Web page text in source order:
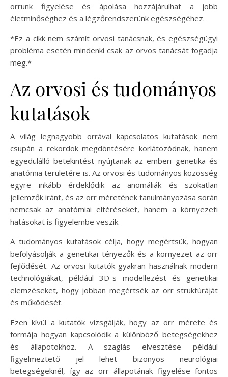
orrunk figyelése és ápolása hozzájárulhat a jobb
életminőséghez és a légzőrendszerünk egészségéhez.
*Ez a cikk nem számít orvosi tanácsnak, és egészségügyi
probléma esetén mindenki csak az orvos tanácsát fogadja
meg.*
Az orvosi és tudományos
kutatások
A világ legnagyobb orrával kapcsolatos kutatások nem
csupán a rekordok megdöntésére korlátozódnak, hanem
egyedülálló betekintést nyújtanak az emberi genetika és
anatómia területére is. Az orvosi és tudományos közösség
egyre inkább érdeklődik az anomáliák és szokatlan
jellemzők iránt, és az orr méretének tanulmányozása során
nemcsak az anatómiai eltéréseket, hanem a környezeti
hatásokat is figyelembe veszik.
A tudományos kutatások célja, hogy megértsük, hogyan
befolyásolják a genetikai tényezők és a környezet az orr
fejlődését. Az orvosi kutatók gyakran használnak modern
technológiákat, például 3D-s modellezést és genetikai
elemzéseket, hogy jobban megértsék az orr struktúráját
és működését.
Ezen kívül a kutatók vizsgálják, hogy az orr mérete és
formája hogyan kapcsolódik a különböző betegségekhez
és állapotokhoz. A szaglás elvesztése például
figyelmeztető jel lehet bizonyos neurológiai
betegségeknél, így az orr állapotának figyelése fontos